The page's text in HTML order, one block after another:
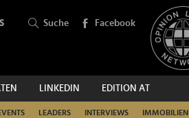
Suche Facebook
LINKEDIN EDITION AT
LEADERS INTERVIEWS IMMOBILIEN
SUCHEN